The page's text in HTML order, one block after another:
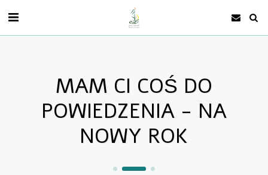
MAM CI COŚ DO
POWIEDZENIA - NA
NOWY ROK